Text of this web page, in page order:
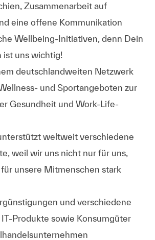
Zusammenarbeit auf
eine offene Kommunikation
Wellbeing-Initiativen, denn Dein
uns wichtig!
deutschlandweiten Netzwerk
und Sportangeboten zur
Gesundheit und Work-Life-
weltweit verschiedene
weil wir uns nicht nur für uns,
unsere Mitmenschen stark
und verschiedene
Produkte sowie Konsumgüter